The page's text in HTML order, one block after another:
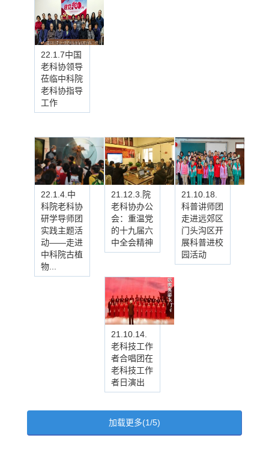
22.1.7中国
老科协领导
莅临中科院
老科协指导
工作
22.1.4.中
科院老科协
研学导师团
实践主题活
动——走进
中科院古植
物...
21.12.3.院
老科协办公
会：重温党
的十九届六
中全会精神
21.10.18.
科普讲师团
走进远郊区
门头沟区开
展科普进校
园活动
21.10.14.
老科技工作
者合唱团在
老科技工作
者日演出
加载更多(1/5)